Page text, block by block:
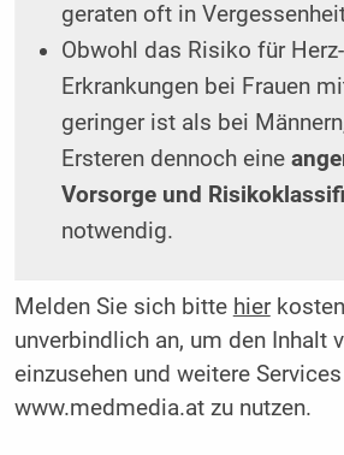
geraten oft in
Obwohl das Risiko für
Erkrankungen bei Frauen
geringer ist als bei
Ersteren dennoch eine
Vorsorge und
notwendig.
Melden Sie sich bitte hier
unverbindlich an, um den Inhalt
einzusehen und weitere
www.medmedia.at zu nutzen.